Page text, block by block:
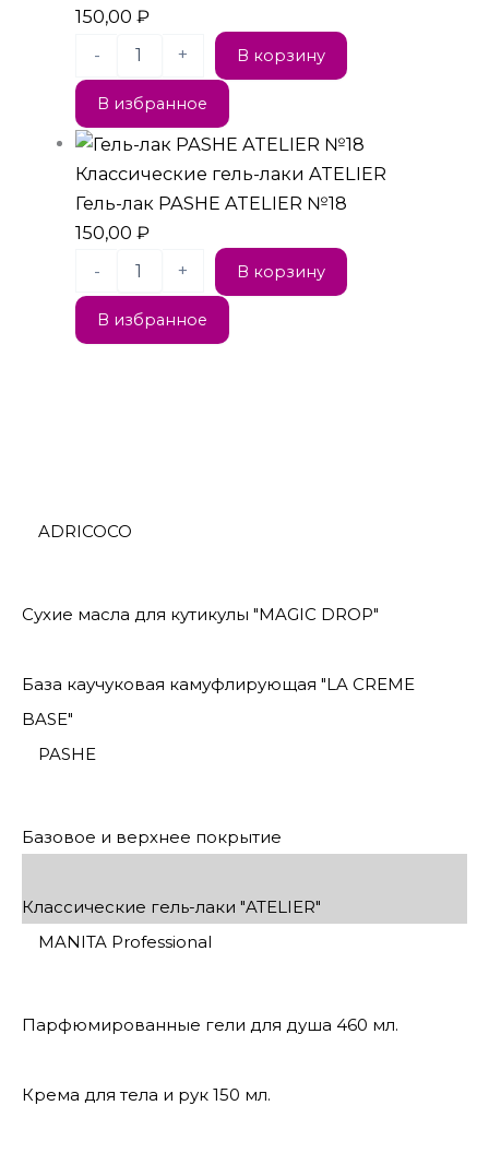
ADRICOCO
Сухие масла для кутикулы "MAGIC DROP"
База каучуковая камуфлирующая "LA CREME
BASE"
PASHE
Базовое и верхнее покрытие
Классические гель-лаки "ATELIER"
MANITA Professional
Парфюмированные гели для душа 460 мл.
Крема для тела и рук 150 мл.
150,00₽
-
+ В корзину
В избранное
Классические гель-лаки ATELIER
Гель-лак PASHE ATELIER №18
150,00₽
-
+ В корзину
В избранное